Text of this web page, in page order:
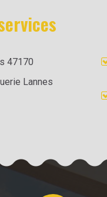
47170
Lannes